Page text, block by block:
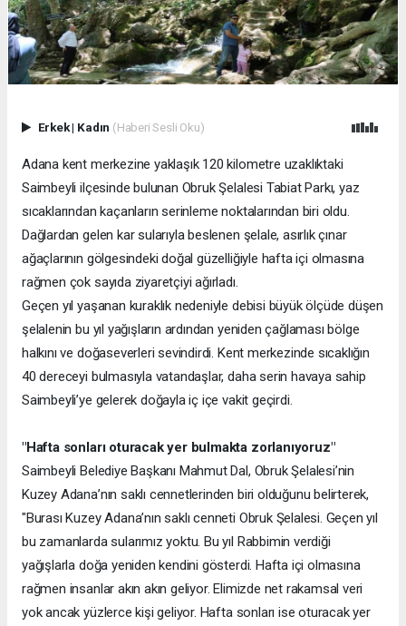
Erkek| Kadın (Haberi Sesli Oku)
Adana kent merkezine yaklaşık 120 kilometre uzaklıktaki
Saimbeyli ilçesinde bulunan Obruk Şelalesi Tabiat Parkı, yaz
sıcaklarından kaçanların serinleme noktalarından biri oldu.
Dağlardan gelen kar sularıyla beslenen şelale, asırlık çınar
ağaçlarının gölgesindeki doğal güzelliğiyle hafta içi olmasına
rağmen çok sayıda ziyaretçiyi ağırladı.
Geçen yıl yaşanan kuraklık nedeniyle debisi büyük ölçüde düşen
şelalenin bu yıl yağışların ardından yeniden çağlaması bölge
halkını ve doğaseverleri sevindirdi. Kent merkezinde sıcaklığın
40 dereceyi bulmasıyla vatandaşlar, daha serin havaya sahip
Saimbeyli’ye gelerek doğayla iç içe vakit geçirdi.
"Hafta sonları oturacak yer bulmakta zorlanıyoruz"
Saimbeyli Belediye Başkanı Mahmut Dal, Obruk Şelalesi’nin
Kuzey Adana’nın saklı cennetlerinden biri olduğunu belirterek,
"Burası Kuzey Adana’nın saklı cenneti Obruk Şelalesi. Geçen yıl
bu zamanlarda sularımız yoktu. Bu yıl Rabbimin verdiği
yağışlarla doğa yeniden kendini gösterdi. Hafta içi olmasına
rağmen insanlar akın akın geliyor. Elimizde net rakamsal veri
yok ancak yüzlerce kişi geliyor. Hafta sonları ise oturacak yer